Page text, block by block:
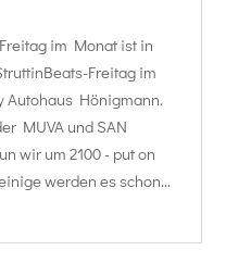
im Monat ist in
Freitag im
Autohaus Hönigmann.
MUVA und SAN
wir um 2100 - put on
werden es schon...